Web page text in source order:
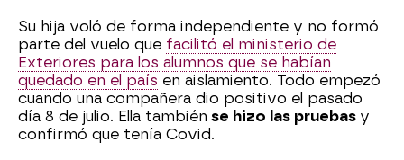
Su hija voló de forma independiente y no formó
parte del vuelo que facilitó el ministerio de
Exteriores para los alumnos que se habían
quedado en el país en aislamiento. Todo empezó
cuando una compañera dio positivo el pasado
día 8 de julio. Ella también se hizo las pruebas y
confirmó que tenía Covid.